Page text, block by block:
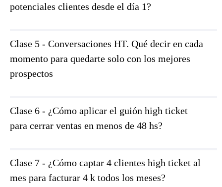
potenciales clientes desde el día 1?
Clase 5 - Conversaciones HT. Qué decir en cada
momento para quedarte solo con los mejores
prospectos
Clase 6 - ¿Cómo aplicar el guión high ticket
para cerrar ventas en menos de 48 hs?
Clase 7 - ¿Cómo captar 4 clientes high ticket al
mes para facturar 4 k todos los meses?